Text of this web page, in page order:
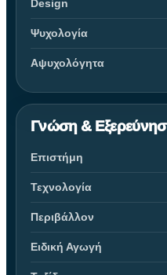
Design
Ψυχολογία
Αψυχολόγητα
Γνώση &
Επιστήμη
Τεχνολογία
Περιβάλλον
Ειδική Αγωγή